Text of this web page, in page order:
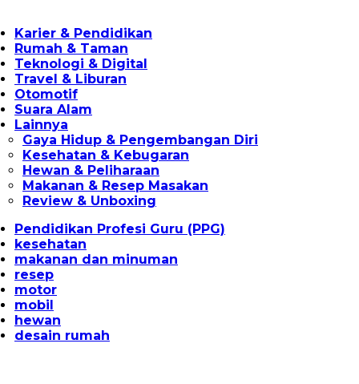
Karier & Pendidikan
Rumah & Taman
Teknologi & Digital
Travel & Liburan
Otomotif
Suara Alam
Lainnya
Gaya Hidup & Pengembangan Diri
Kesehatan & Kebugaran
Hewan & Peliharaan
Makanan & Resep Masakan
Review & Unboxing
Pendidikan Profesi Guru (PPG)
kesehatan
makanan dan minuman
resep
motor
mobil
hewan
desain rumah